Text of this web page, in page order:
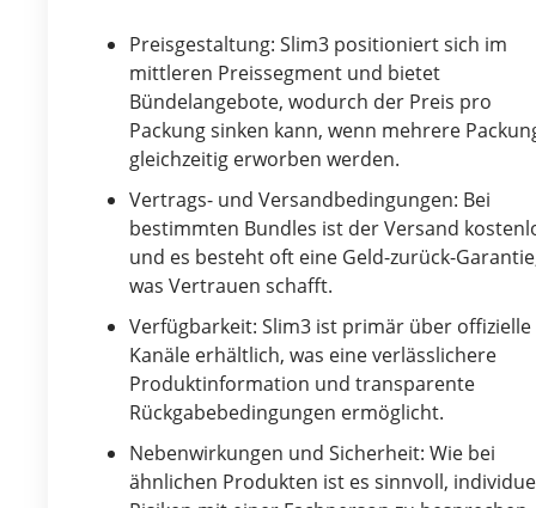
Preisgestaltung: Slim3 positioniert sich im
mittleren Preissegment und bietet
Bündelangebote, wodurch der Preis pro
Packung sinken kann, wenn mehrere
gleichzeitig erworben werden.
Vertrags- und Versandbedingungen: Bei
bestimmten Bundles ist der Versand
und es besteht oft eine Geld-zurück-
was Vertrauen schafft.
Verfügbarkeit: Slim3 ist primär über offizielle
Kanäle erhältlich, was eine verlässlichere
Produktinformation und transparente
Rückgabebedingungen ermöglicht.
Nebenwirkungen und Sicherheit: Wie bei
ähnlichen Produkten ist es sinnvoll,